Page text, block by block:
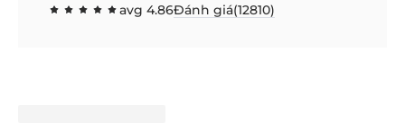
avg 4.86Đánh giá(12810)